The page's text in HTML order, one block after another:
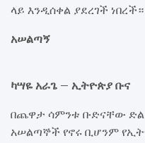
ላይ እንዲሰቀል ያደረገች ነበረች።
አሠልጣኝ
ካሣዬ አራጌ – ኢትዮጵያ ቡና
በጨዋታ ሳምንቱ ቡድናቸው ድል
አሠልጣኞች የኖሩ ቢሆንም